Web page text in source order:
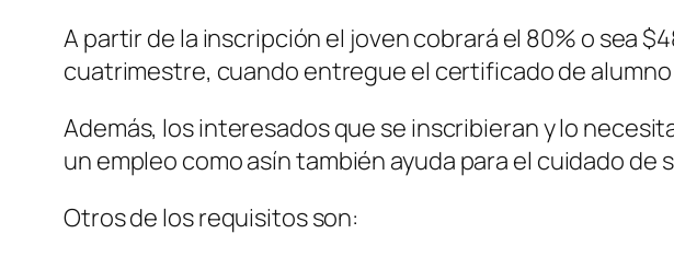
A partir de la inscripción el joven cobrará el 80% o sea
cuatrimestre, cuando entregue el certificado de
Además, los interesados que se inscribieran y lo
un empleo como asín también ayuda para el cuidado
Otros de los requisitos son: